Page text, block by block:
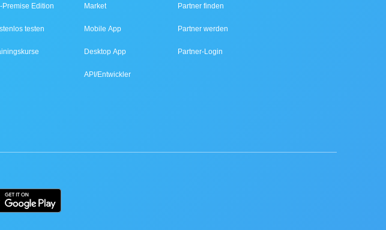
Premise Edition
testen
Market
Mobile App
Desktop App
API/Entwickler
Partner finden
Partner werden
Partner-Login